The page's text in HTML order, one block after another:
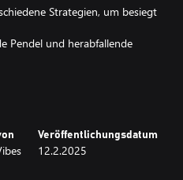
Strategien, um besiegt
Pendel und herabfallende
Das Spiel bietet eine
und Charme.
Veröffentlichungsdatum
12.2.2025